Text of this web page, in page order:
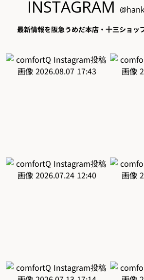
INSTAGRAM
最新情報を阪急うめだ本店・十三ショッ